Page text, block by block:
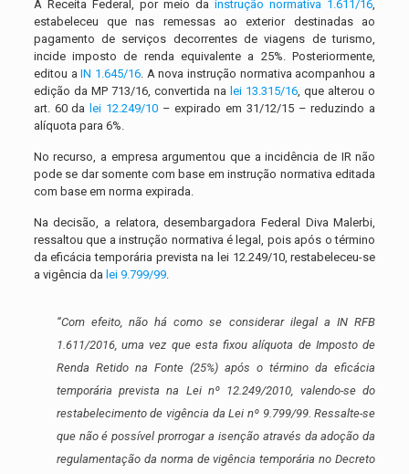
A Receita Federal, por meio dainstrução normativa 1.611/16,
estabeleceu que nas remessas ao exterior destinadas ao
pagamento de serviços decorrentes de viagens de turismo,
incide imposto de renda equivalente a 25%. Posteriormente,
editou aIN 1.645/16. A nova instrução normativa acompanhou a
edição da MP 713/16, convertida na lei 13.315/16, que alterou o
art. 60 da lei 12.249/10– expirado em 31/12/15 – reduzindo a
alíquota para 6%.
No recurso, a empresa argumentou que a incidência de IR não
pode se dar somente com base em instrução normativa editada
com base em norma expirada.
Na decisão, a relatora, desembargadora Federal Diva Malerbi,
ressaltou que a instrução normativa é legal, pois após o término
da eficácia temporária prevista na lei 12.249/10, restabeleceu-se
a vigência da lei 9.799/99.
“Com efeito, não há como se considerar ilegal a IN RFB
1.611/2016, uma vez que esta fixou alíquota de Imposto de
Renda Retido na Fonte (25%) após o término da eficácia
temporária prevista na Lei nº 12.249/2010, valendo-se do
restabelecimento de vigência da Lei nº 9.799/99. Ressalte-se
que não é possível prorrogar a isenção através da adoção da
regulamentação da norma de vigência temporária no Decreto